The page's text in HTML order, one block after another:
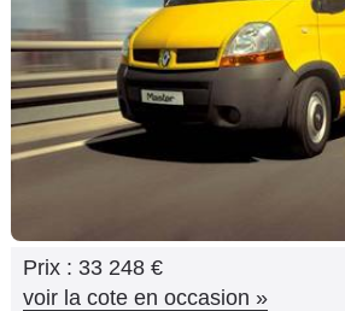
Auto
Services
Forum
Marques
Prix : 33 248 €
voir la cote en occasion »